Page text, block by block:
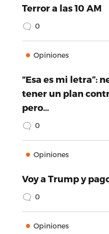
Terror a las 10 AM
0
Opiniones
“Esa es mi letra”:
tener un plan
pero…
0
Opiniones
Voy a Trump y
0
Opiniones